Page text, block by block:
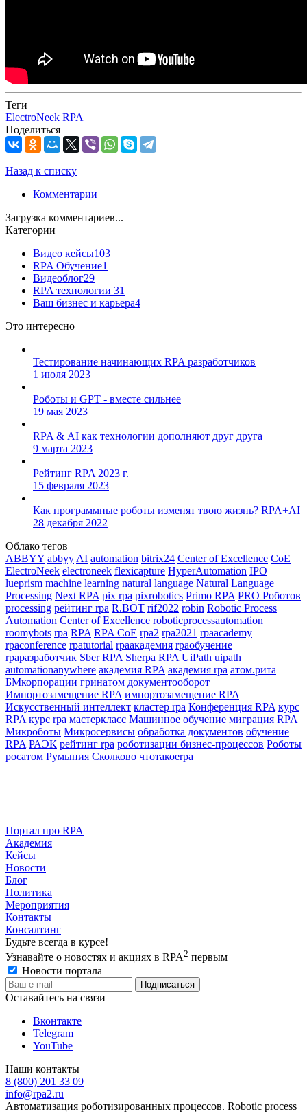
Теги
ElectroNeek RPA
Поделиться
Назад к списку
Комментарии
Загрузка комментариев...
Категории
Видео кейсы103
RPA Обучение1
Видеоблог29
RPA технологии 31
Ваш бизнес и карьера4
Это интересно
Тестирование начинающих RPA разработчиков
1 июля 2023
Роботы и GPT - вместе сильнее
19 мая 2023
RPA & АI как технологии дополняют друг друга
9 марта 2023
Рейтинг RPA 2023 г.
15 февраля 2023
Как программные роботы изменят твою жизнь? RPA+AI
28 декабря 2022
Облако тегов
ABBYY abbyy AI automation bitrix24 Center of Excellence CoE
ElectroNeek electroneek flexicapture HyperAutomation IPO
lueprism machine learning natural language Natural Language
Processing Next RPA pix rpa pixrobotics Primo RPA PRO Роботов
processing pейтинг rpa R.BOT rif2022 robin Robotic Process
Automation Center of Excellence roboticprocessautomation
roomybots rpa RPA RPA CoE rpa2 rpa2021 rpaacademy
rpaconference rpatutorial rpaакадемия rpaобучение
rpaразработчик Sber RPA Sherpa RPA UiPath uipath
аutomationаnywhere академия RPA академия rpa атом.рита
БМкорпорации гринатом документооборот
Импортозамещение RPA импортозамещение RPA
Искусственный интеллект кластер rpa Конференция RPA курс
RPA курс rpa мастеркласс Машинное обучение миграция RPA
Микроботы Микросервисы обработка документов обучение
RPA РАЭК рейтинг rpa роботизации бизнес-процессов Роботы
росатом Румыния Сколково чтотакоеrpa
Портал про RPA
Академия
Кейсы
Новости
Блог
Политика
Мероприятия
Контакты
Консалтинг
Будьте всегда в курсе!
Узнавайте о новостях и акциях в RPA2 первым
Новости портала
Оставайтесь на связи
Вконтакте
Telegram
YouTube
Наши контакты
8 (800) 201 33 09
info@rpa2.ru
Автоматизация роботизированных процессов. Robotic process